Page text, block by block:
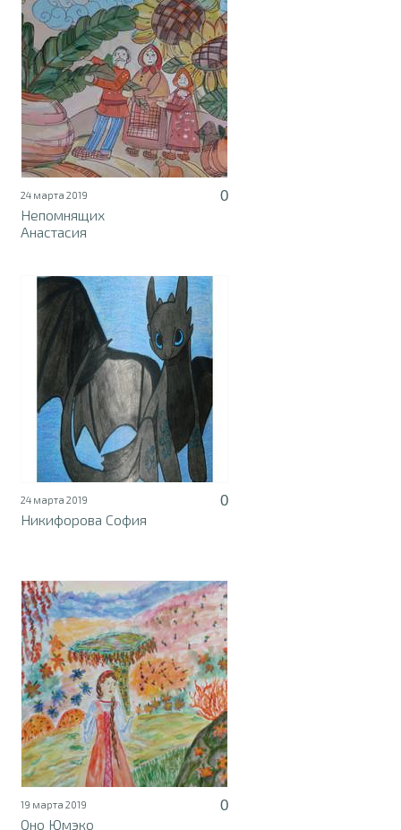
24 марта 2019
0
Непомнящих
Анастасия
24 марта 2019
0
Никифорова София
19 марта 2019
0
Оно Юмэко